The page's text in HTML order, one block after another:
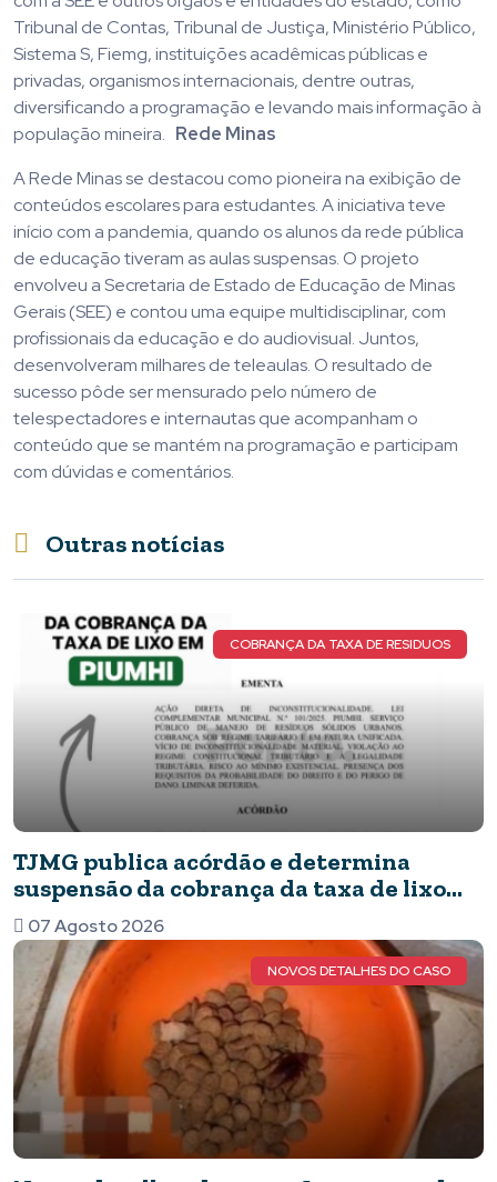
Tribunal de Contas, Tribunal de Justiça, Ministério Público,
Sistema S, Fiemg, instituições acadêmicas públicas e
privadas, organismos internacionais, dentre outras,
diversificando a programação e levando mais informação à
população mineira. Rede Minas
A Rede Minas se destacou como pioneira na exibição de
conteúdos escolares para estudantes. A iniciativa teve
início com a pandemia, quando os alunos da rede pública
de educação tiveram as aulas suspensas. O projeto
envolveu a Secretaria de Estado de Educação de Minas
Gerais (SEE) e contou uma equipe multidisciplinar, com
profissionais da educação e do audiovisual. Juntos,
desenvolveram milhares de teleaulas. O resultado de
sucesso pôde ser mensurado pelo número de
telespectadores e internautas que acompanham o
conteúdo que se mantém na programação e participam
com dúvidas e comentários.
Outras notícias
COBRANÇA DA TAXA DE RESIDUOS
TJMG publica acórdão e determina
suspensão da cobrança da taxa de lixo
em Piumhi
07 Agosto 2026
NOVOS DETALHES DO CASO